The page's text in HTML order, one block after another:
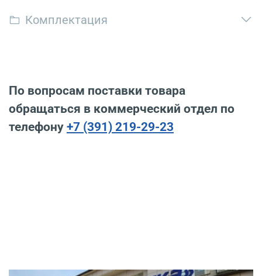
Комплектация
По вопросам поставки товара
обращаться в коммерческий отдел по
телефону +7 (391) 219-29-23